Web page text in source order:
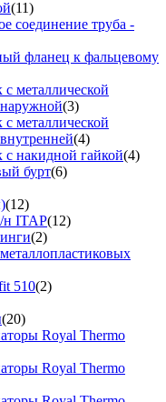
(11)
соединение труба -
фланец к фальцевому
металлической
(3)
металлической
(4)
с накидной гайкой(4)
бурт(6)
(12)
н ITAP(12)
(2)
510(2)
(20)
Royal Thermo
Royal Thermo